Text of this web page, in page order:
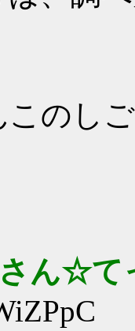
のし
ん☆て